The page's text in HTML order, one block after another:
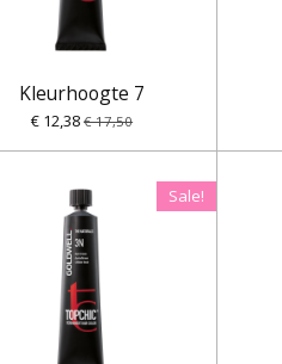
Kleurhoogte 7
€ 12,38 € 17,50
Sale!